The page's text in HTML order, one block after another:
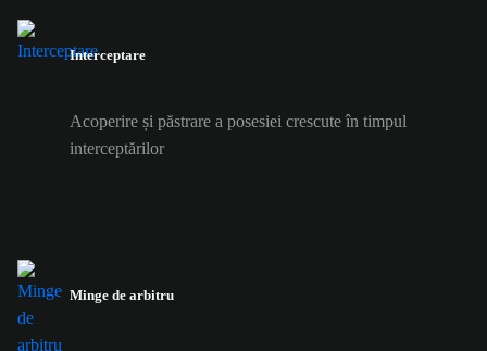
Interceptare
Acoperire și păstrare a posesiei crescute în timpul
interceptărilor
Minge de arbitru